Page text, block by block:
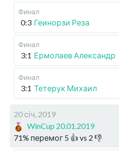
Финал
0:3 Геинорзи Реза
Финал
3:1 Ермолаев Александр
Финал
3:1 Тетерук Михаил
20 січ, 2019
WinCup 20.01.2019
71% перемог 5 👍 vs 2 👎